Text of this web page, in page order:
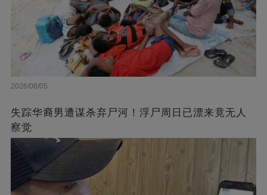
2026/08/05
失踪华裔男遭谋杀弃尸河！浮尸周日已漂来竟无人
察觉